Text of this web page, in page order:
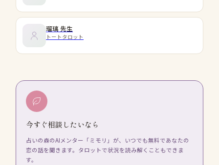
瑠璃 先生
トートタロット
今すぐ相談したいなら
占いの森のAIメンター「ミモリ」が、いつでも無料であなたの
恋の話を聞きます。タロットで状況を読み解くこともできま
す。